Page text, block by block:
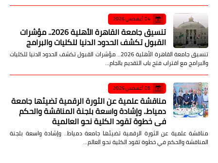
04 أغسطس 2026
تنسيق جامعة القاهرة الأهلية 2026.. مؤشرات
القبول تكشف الحدود الدنيا للكليات والبرامج
تنسيق جامعة القاهرة الأهلية 2026.. مؤشرات القبول تكشف الحدود الدنيا للكليات
والبرامج مع اقتراب فتح باب التقديم بالجام…
08 أغسطس 2026
مناقشة علمية عن الثورة الرقمية تضيئها جامعة
دمياط.. وإشادة واسعة بلجنة المناقشة والحكم
في خطوة تقود الكلية نحو العالمية
مناقشة علمية عن الثورة الرقمية تضيئها جامعة دمياط.. وإشادة واسعة بلجنة
المناقشة والحكم في خطوة تقود الكلية نحو العالم…